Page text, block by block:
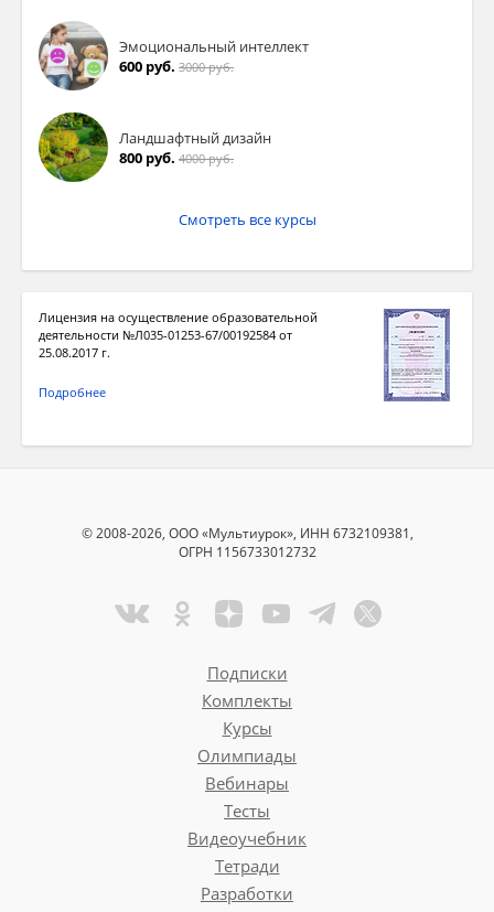
Эмоциональный интеллект
600 руб. 3000 руб.
Ландшафтный дизайн
800 руб. 4000 руб.
Смотреть все курсы
Лицензия на осуществление образовательной
деятельности №Л035-01253-67/00192584 от
25.08.2017 г.
Подробнее
© 2008-2026, ООО «Мультиурок», ИНН 6732109381,
ОГРН 1156733012732
Подписки
Комплекты
Курсы
Олимпиады
Вебинары
Тесты
Видеоучебник
Тетради
Разработки